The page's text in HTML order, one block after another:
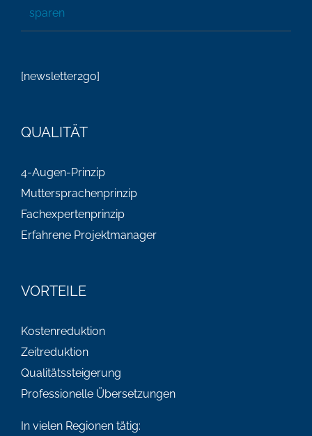
sparen
[newsletter2go]
QUALITÄT
4-Augen-Prinzip
Muttersprachenprinzip
Fachexpertenprinzip
Erfahrene Projektmanager
VORTEILE
Kostenreduktion
Zeitreduktion
Qualitätssteigerung
Professionelle Übersetzungen
In vielen Regionen tätig: